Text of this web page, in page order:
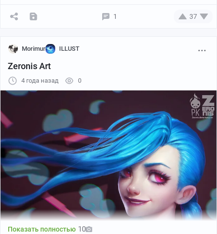
1 37
Morimur ILLUST
Zeronis Art
4 года назад 0
Показать полностью 10